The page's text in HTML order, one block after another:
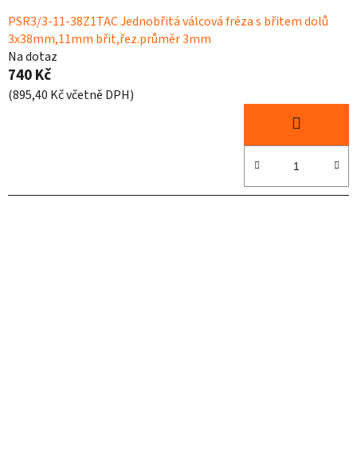
PSR3/3-11-38Z1TAC Jednobřitá válcová fréza s břitem dolů
3x38mm,11mm břit,řez.průměr 3mm
Na dotaz
740 Kč
(895,40 Kč včetně DPH)